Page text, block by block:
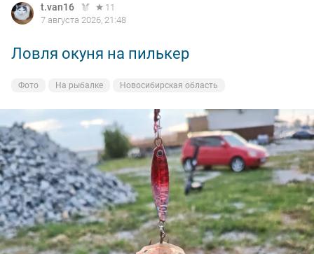
t.van16
11
7 августа 2026, 21:48
Ловля окуня на пилькер
Фото На рыбалке Новосибирская область